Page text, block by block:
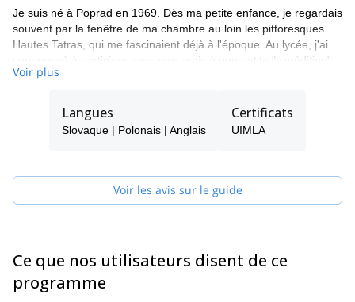
Je suis né à Poprad en 1969. Dès ma petite enfance, je regardais
souvent par la fenêtre de ma chambre au loin les pittoresques
Hautes Tatras, qui me fascinaient déjà à l'époque. Au lycée, j'ai
commencé à participer avec mes amis à une petite "expédition"
d'escalade sur les rochers environnants, et plus tard aux Hautes
était membre du service de secours en montagne. Pendant mes
études à l'université Comenius de Bratislava, j'aimais revenir à la
C'est précisément en raison de ma relation avec les montagnes
les montagnes et les villes environnantes.
En 2011, j'ai obtenu la certification d'accompagnateur en
Voir plus
Langues
Slovaque | Polonais | Anglais
Certificats
UIMLA
Voir les avis sur le guide
Ce que nos utilisateurs disent de ce
programme